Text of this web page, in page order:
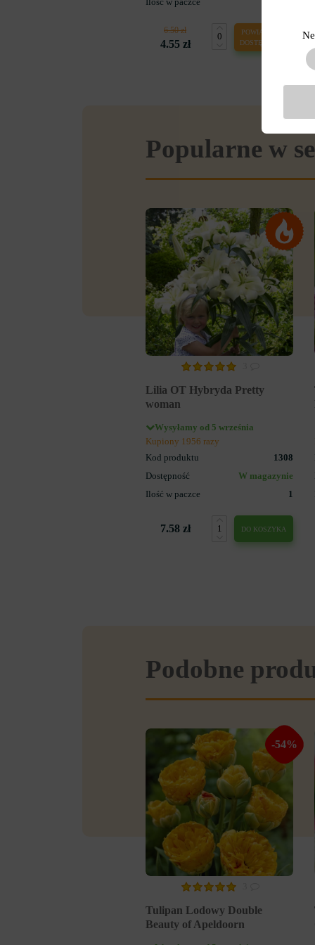
6.50 zł
4.55 zł
POWIADOM O
DOSTĘPNOŚCI
Popularne w
Lilia OT Hybryda Pretty
woman
Wysyłamy od 5 września
Kupiony 1956 razy
Kod produktu
1308
Dostępność
W magazynie
Ilość w paczce
1
7.58 zł DO KOSZYKA
Podobne
-54%
Tulipan Lodowy Double
Beauty of Apeldoorn